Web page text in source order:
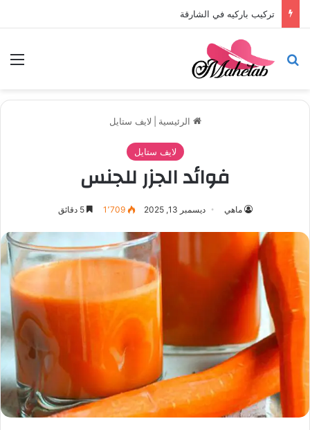
تركيب باركيه في أبوظبي
بحث عن
الرئيسية لايف ستايل
لايف ستايل
فوائد الجزر للجنس
ماهي ديسمبر 13, 2025 1٬709 5 دقائق